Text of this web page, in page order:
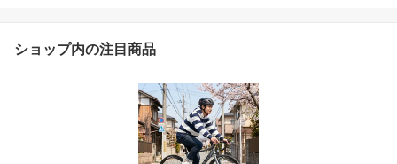
ショップ内の注目商品